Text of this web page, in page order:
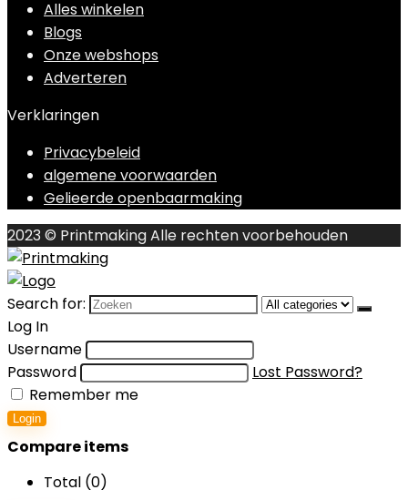
Alles winkelen
Blogs
Onze webshops
Adverteren
Verklaringen
Privacybeleid
algemene voorwaarden
Gelieerde openbaarmaking
2023 © Printmaking Alle rechten voorbehouden
Search for:
Log In
Username
Password
Lost Password?
Remember me
Login
Compare items
Total (0)